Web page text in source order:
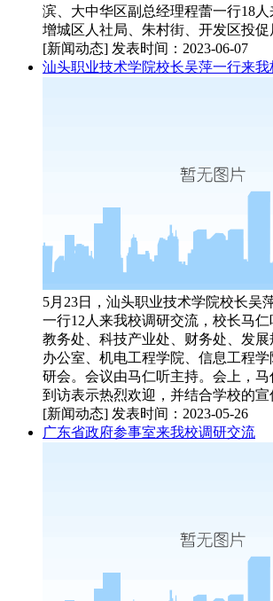
滨、大中华区副总经理程蕾一行18人
增城区人社局、朱村街、开发区投促
[新闻动态] 发表时间：2023-06-07
汕头职业技术学院校长吴萍一行来
5月23日，汕头职业技术学院校长吴
一行12人来我校调研交流，校长马仁
教务处、科技产业处、财务处、发
办公室、机电工程学院、信息工程
研会。会议由马仁听主持。会上，
到访表示热烈欢迎，并结合学校的宣
[新闻动态] 发表时间：2023-05-26
广东省政府参事室来我校调研交流